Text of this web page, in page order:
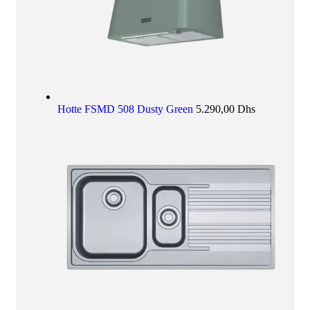
Hotte FSMD 508 Dusty Green 5.290,00 Dhs